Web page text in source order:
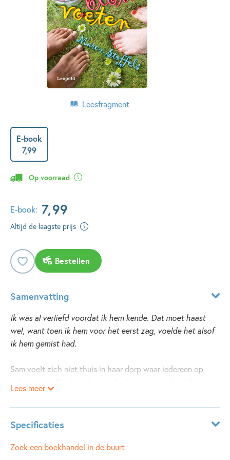
Leesfragment
E-book
7,99
Op voorraad
E-book: 7,99
Altijd de laagste prijs
Bestellen
Samenvatting
Ik was al verliefd voordat ik hem kende. Dat moet haast
wel, want toen ik hem voor het eerst zag, voelde het alsof
ik hem gemist had.
Sam voelt zich niet thuis in haar dorp waar iedereen op
haren tot stekeltjes. Wie haar nu nog Samantha durft te
noemen...
Sam is bij niemand zichzelf. Totdat ze de nieuwe
buurjongen ontmoet. En dan is er ook nog de stille Elsa, die
Lees meer
Specificaties
Leeftijdsindicatie: 10 - 15 jaar
Zoek een boekhandel in de buurt